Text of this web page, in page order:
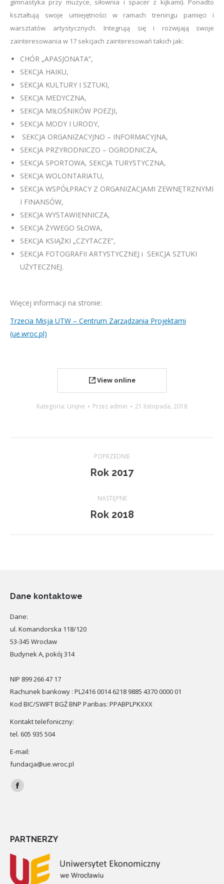
gimnastyka przy muzyce, siłownia i spacer z kijkami). Ponadto
kształtują swoje umiejętności w ramach treningu pamięci i
warsztatów artystycznych. Integrują się i rozwijają swoje
zainteresowania w 17 sekcjach zainteresowań takich jak:
CHÓR „APASJONATA”,
SEKCJA HAIKU,
SEKCJA KULTURY I SZTUKI,
SEKCJA MEDYCZNA,
SEKCJA MIŁOŚNIKÓW POEZJI,
SEKCJA MODY I URODY,
SEKCJA ORGANIZACYJNO – INFORMACYJNA,
SEKCJA PRZYRODNICZO – OGRODNICZA,
SEKCJA SPORTOWA, SEKCJA TURYSTYCZNA,
SEKCJA WOLONTARIATU,
SEKCJA WSPÓŁPRACY Z ORGANIZACJAMI ZEWNĘTRZNYMI
I FINANSÓW,
SEKCJA WYSTAWIENNICZA,
SEKCJA ŻYWEGO SŁOWA,
SEKCJA KSIĄŻKI „CZYTACZE”,
SEKCJA FOTOGRAFII ARTYSTYCZNEJ i SEKCJA SZTUKI
UŻYTECZNEJ.
Więcej informacji na stronie:
Trzecia Misja UTW – Centrum Zarządzania Projektami
(ue.wroc.pl)
View online
Kategoria: Unijne Przez admin 21 listopada, 2018
navigation
POPRZEDNIE
Previous
Rok 2017
NASTĘPNE
Next
Rok 2018
Dane kontaktowe
Dane:
ul. Komandorska 118/120
53-345 Wrocław
Budynek A, pokój 314
NIP 899 266 47 17
Rachunek bankowy : PL2416 0014 6218 9885 4370 0000 01
Kod BIC/SWIFT BGŻ BNP Paribas: PPABPLPKXXX
Kontakt telefoniczny:
tel. 605 935 504
E-mail:
fundacja@ue.wroc.pl
Znajdź nas na:
Facebook
PARTNERZY